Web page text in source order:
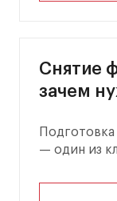
Снятие
зачем
— один из